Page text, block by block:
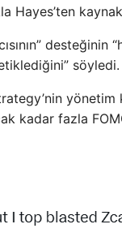
Hayes’ten
söyledi.
kadar fazla